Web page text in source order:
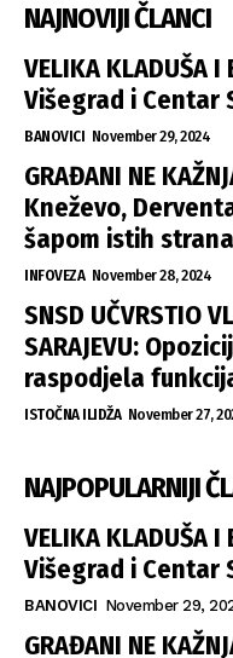
NAJNOVIJI ČLANCI
VELIKA KLADUŠA I
Višegrad i Centar
BANOVICI November 29, 2024
GRAĐANI NE
Kneževo,
šapom istih
INFOVEZA November 28, 2024
SNSD UČVRSTIO
SARAJEVU:
raspodjela
ISTOČNA ILIDŽA November 27,
NAJPOPULARNIJI
VELIKA KLADUŠA I
Višegrad i Centar
BANOVICI November 29,
GRAĐANI NE